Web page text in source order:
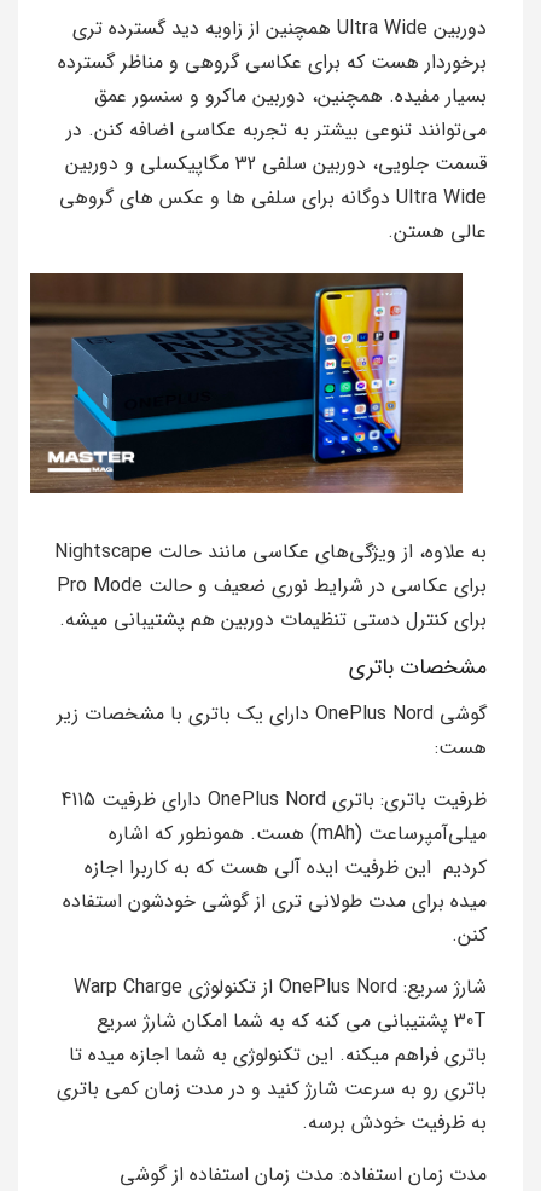
دوربین Ultra Wide همچنین از زاویه دید گسترده‌ تری
برخوردار هست که برای عکاسی گروهی و مناظر گسترده
بسیار مفیده. همچنین، دوربین ماکرو و سنسور عمق
می‌توانند تنوعی بیشتر به تجربه عکاسی اضافه کنن. در
قسمت جلویی، دوربین سلفی 32 مگاپیکسلی و دوربین
Ultra Wide دوگانه برای سلفی‌ ها و عکس‌ های گروهی
عالی هستن.
به علاوه، از ویژگی‌های عکاسی مانند حالت Nightscape
برای عکاسی در شرایط نوری ضعیف و حالت Pro Mode
برای کنترل دستی تنظیمات دوربین هم پشتیبانی میشه.
مشخصات باتری
گوشی OnePlus Nord دارای یک باتری با مشخصات زیر
هست:
ظرفیت باتری: باتری OnePlus Nord دارای ظرفیت 4115
میلی‌آمپرساعت (mAh) هست. همونطور که اشاره
کردیم این ظرفیت ایده آلی هست که به کاربرا اجازه
میده برای مدت طولانی‌ تری از گوشی خودشون استفاده
کنن.
شارژ سریع: OnePlus Nord از تکنولوژی Warp Charge
30T پشتیبانی می‌ کنه که به شما امکان شارژ سریع
باتری فراهم میکنه. این تکنولوژی به شما اجازه میده تا
باتری رو به سرعت شارژ کنید و در مدت زمان کمی باتری
به ظرفیت خودش برسه.
مدت زمان استفاده: مدت زمان استفاده از گوشی